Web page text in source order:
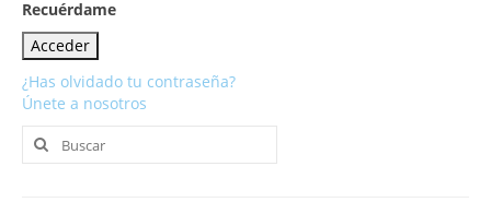
CAD FEDERAL
Recuérdame
¿Has olvidado tu contraseña?
Únete a nosotros
Buscar
por: